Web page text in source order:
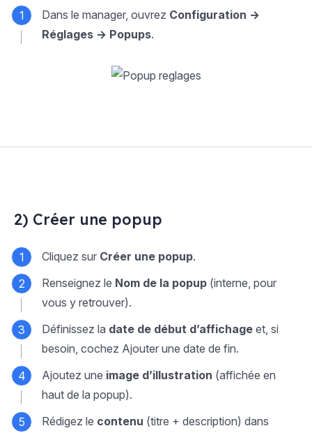
Dans le manager, ouvrez Configuration →
Réglages → Popups.
2) Créer une popup
Cliquez sur Créer une popup.
Renseignez le Nom de la popup (interne, pour
vous y retrouver).
Définissez la date de début d’affichage et, si
besoin, cochez Ajouter une date de fin.
Ajoutez une image d’illustration (affichée en
haut de la popup).
Rédigez le contenu (titre + description) dans